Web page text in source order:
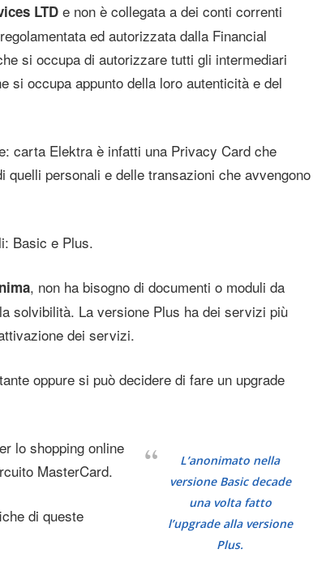
LTD e non è collegata a dei conti correnti
ed autorizzata dalla Financial
si occupa di autorizzare tutti gli intermediari
si occupa appunto della loro autenticità e del
carta Elektra è infatti una Privacy Card che
personali e delle transazioni che avvengono
Basic e Plus.
, non ha bisogno di documenti o moduli da
solvibilità. La versione Plus ha dei servizi più
dei servizi.
oppure si può decidere di fare un upgrade
L’anonimato nella
versione Basic decade
una volta fatto
l’upgrade alla versione
Plus.
lo shopping online
MasterCard.
di queste